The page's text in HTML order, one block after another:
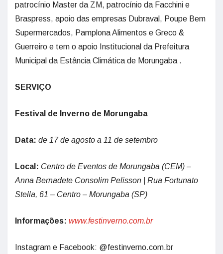
patrocínio Master da ZM, patrocínio da Facchini e
Braspress, apoio das empresas Dubraval, Poupe Bem
Supermercados, Pamplona Alimentos e Greco &
Guerreiro e tem o apoio Institucional da Prefeitura
Municipal da Estância Climática de Morungaba .
SERVIÇO
Festival de Inverno de Morungaba
Data: de 17 de agosto a 11 de setembro
Local: Centro de Eventos de Morungaba (CEM) –
Anna Bernadete Consolim Pelisson | Rua Fortunato
Stella, 61 – Centro – Morungaba (SP)
Informações: www.festinverno.com.br
Instagram e Facebook: @festinverno.com.br